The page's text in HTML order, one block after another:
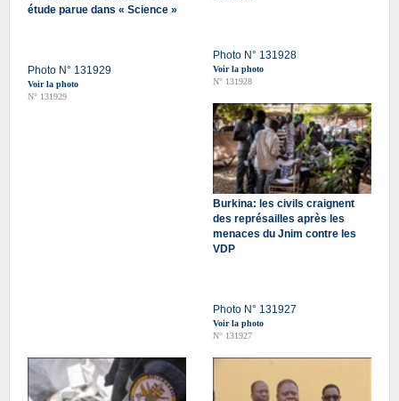
étude parue dans « Science »
Photo N° 131929
Voir la photo
N° 131929
Photo N° 131928
Voir la photo
N° 131928
Burkina: les civils craignent
des représailles après les
menaces du Jnim contre les
VDP
Photo N° 131927
Voir la photo
N° 131927